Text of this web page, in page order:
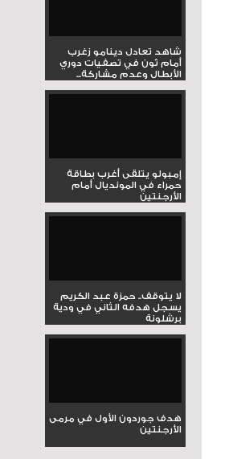
شاهد تعادل دينامو زغرب
أمام ثون في تصفيات دوري
الأبطال وعدم مشاركة...
إمبولو يتلقى أغرب بطاقة
حمراء في المونديال أمام
الأرجنتين
لا يتوقف.. حمزة عبد الكريم
يسجل هدفه الثاني في ودية
برشلونة
هدف جوردون الأول في مرمى
الأرجنتين